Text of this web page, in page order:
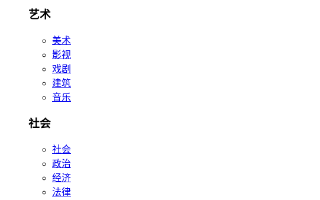
艺术
美术
影视
戏剧
建筑
音乐
社会
社会
政治
经济
法律